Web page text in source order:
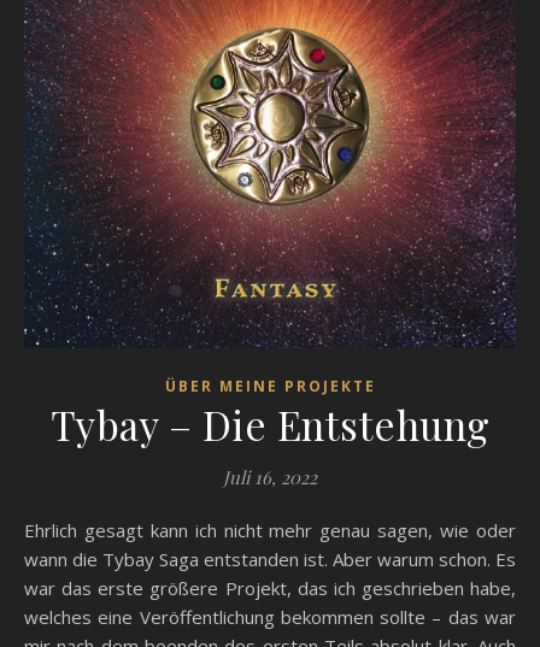
ÜBER MEINE PROJEKTE
Tybay – Die Entstehung
Juli 16, 2022
Ehrlich gesagt kann ich nicht mehr genau sagen, wie oder
wann die Tybay Saga entstanden ist. Aber warum schon. Es
war das erste größere Projekt, das ich geschrieben habe,
welches eine Veröffentlichung bekommen sollte – das war